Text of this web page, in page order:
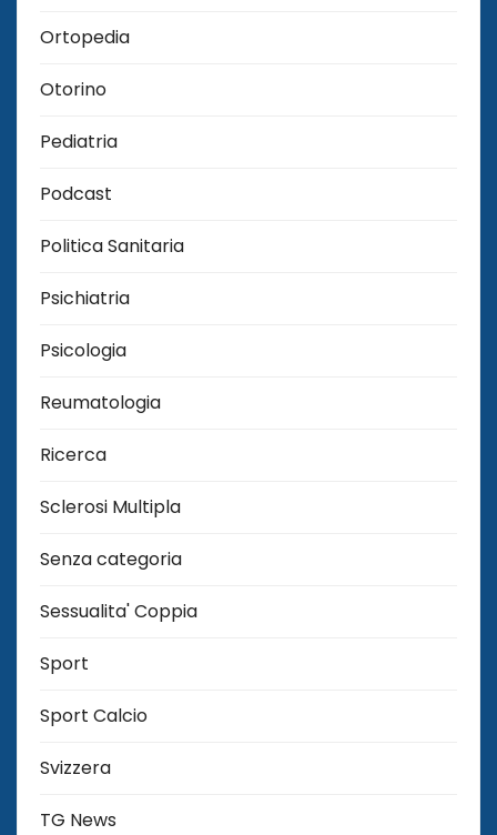
Ortopedia
Otorino
Pediatria
Podcast
Politica Sanitaria
Psichiatria
Psicologia
Reumatologia
Ricerca
Sclerosi Multipla
Senza categoria
Sessualita' Coppia
Sport
Sport Calcio
Svizzera
TG News